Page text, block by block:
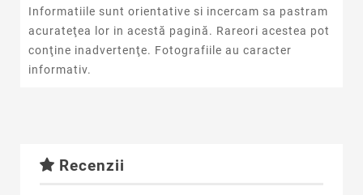
Informatiile sunt orientative si incercam sa pastram
acurateţea lor in acestă pagină. Rareori acestea pot
conţine inadvertenţe. Fotografiile au caracter
informativ.
Recenzii